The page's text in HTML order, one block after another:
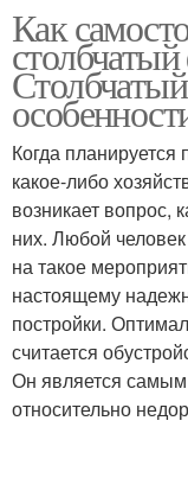
Как
Когда
какое-либо
возникает вопрос,
них. Любой
на такое
настоящему
постройки.
считается
Он является
относительно